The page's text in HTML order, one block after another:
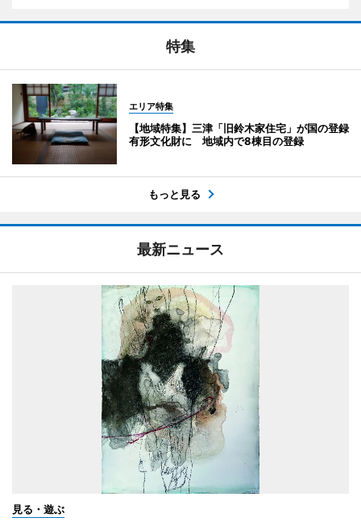
特集
エリア特集
【地域特集】三津「旧鈴木家住宅」が国の登録
有形文化財に 地域内で8棟目の登録
もっと見る
最新ニュース
見る・遊ぶ